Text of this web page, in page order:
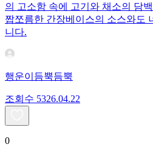
의 고소함 속에 고기와 채소의 담
짭쪼름한 간장베이스의 소스와도
니다.
행운이듬뿍듬뿍
조회수 5326.04.22
0